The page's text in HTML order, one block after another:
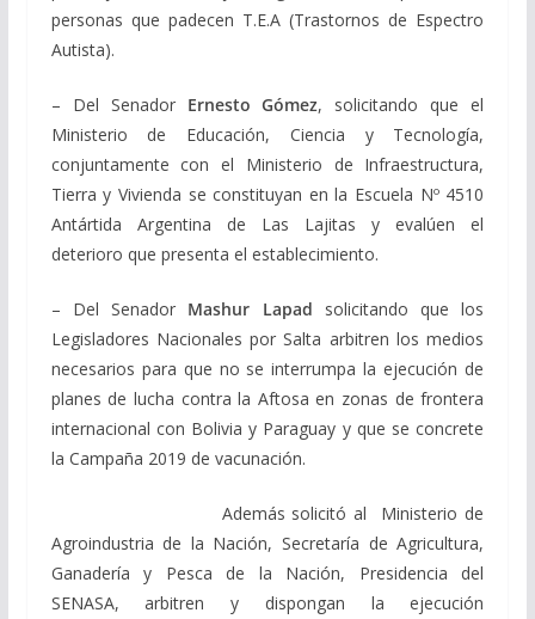
personas que padecen T.E.A (Trastornos de Espectro
Autista).
– Del Senador Ernesto Gómez, solicitando que el
Ministerio de Educación, Ciencia y Tecnología,
conjuntamente con el Ministerio de Infraestructura,
Tierra y Vivienda se constituyan en la Escuela Nº 4510
Antártida Argentina de Las Lajitas y evalúen el
deterioro que presenta el establecimiento.
– Del Senador Mashur Lapad solicitando que los
Legisladores Nacionales por Salta arbitren los medios
necesarios para que no se interrumpa la ejecución de
planes de lucha contra la Aftosa en zonas de frontera
internacional con Bolivia y Paraguay y que se concrete
la Campaña 2019 de vacunación.
Además solicitó al Ministerio de
Agroindustria de la Nación, Secretaría de Agricultura,
Ganadería y Pesca de la Nación, Presidencia del
SENASA, arbitren y dispongan la ejecución